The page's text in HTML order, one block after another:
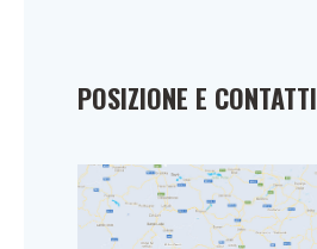
POSIZIONE E CONTATTI